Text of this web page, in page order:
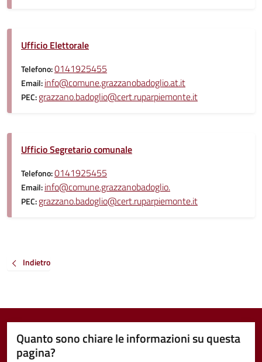
Ufficio Elettorale
Telefono:0141925455
Email:info@comune.grazzanobadoglio.at.it
PEC:grazzano.badoglio@cert.ruparpiemonte.it
Ufficio Segretario comunale
Telefono:0141925455
Email:info@comune.grazzanobadoglio.
PEC:grazzano.badoglio@cert.ruparpiemonte.it
Indietro
Quanto sono chiare le informazioni su questa
pagina?